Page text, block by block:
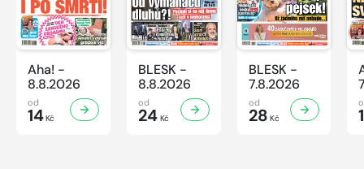
Aha! -
8.8.2026
od
14Kč
BLESK -
8.8.2026
od
24Kč
BLESK -
7.8.2026
od
28 Kč